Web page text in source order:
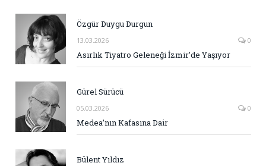
Özgür Duygu Durgun
13.03.2026 0
Asırlık Tiyatro Geleneği İzmir’de Yaşıyor
Gürel Sürücü
05.03.2026 0
Medea’nın Kafasına Dair
Bülent Yıldız